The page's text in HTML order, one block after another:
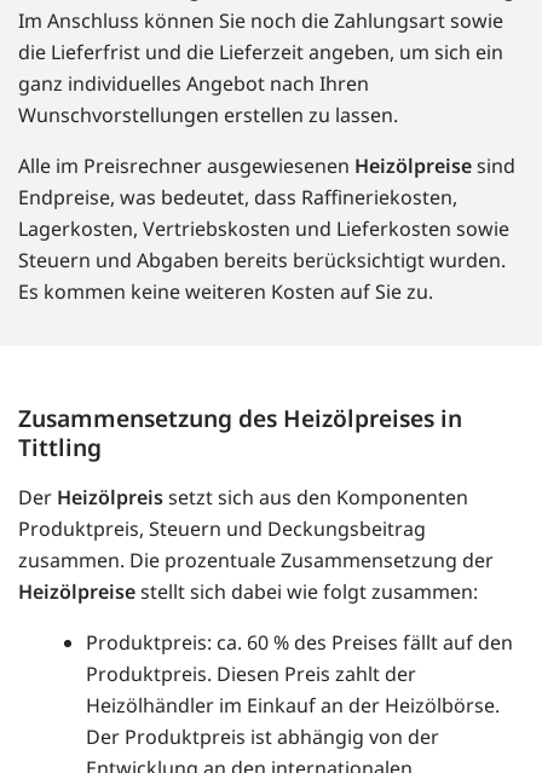
Im Anschluss können Sie noch die Zahlungsart sowie
die Lieferfrist und die Lieferzeit angeben, um sich ein
ganz individuelles Angebot nach Ihren
Wunschvorstellungen erstellen zu lassen.
Alle im Preisrechner ausgewiesenen Heizölpreisesind
Endpreise, was bedeutet, dass Raffineriekosten,
Lagerkosten, Vertriebskosten und Lieferkosten sowie
Steuern und Abgaben bereits berücksichtigt wurden.
Es kommen keine weiteren Kosten auf Sie zu.
Zusammensetzung des Heizölpreises in
Tittling
Der Heizölpreissetzt sich aus den Komponenten
Produktpreis, Steuern und Deckungsbeitrag
zusammen. Die prozentuale Zusammensetzung der
Heizölpreisestellt sich dabei wie folgt zusammen:
Produktpreis: ca. 60 % des Preises fällt auf den
Produktpreis. Diesen Preis zahlt der
Heizölhändler im Einkauf an der Heizölbörse.
Der Produktpreis ist abhängig von der